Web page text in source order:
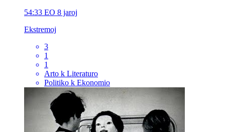
54:33 EO 8 jaroj
Ekstremoj
3
1
1
Arto k Literaturo
Politiko k Ekonomio